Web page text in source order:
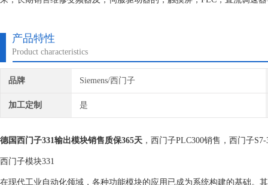
产品特性
Product characteristics
品牌 Siemens/西门子
加工定制 是
德国西门子331输出模块销售质保365天 ，西门子PLC300销售，西门子
西门子模块331
在现代工业自动化领域，各种功能模块的应用已成为系统构建的基础。